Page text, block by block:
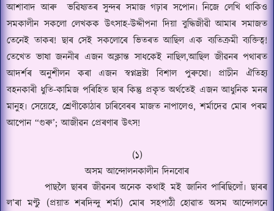
আশাবাদ আৰু
ভৱিষ্যতৰ সুন্দৰ সমাজ গঢ়াৰ সপোন৷ নিজে লেখি থাকিও
সমকালীন সকলো লেখকক উৎসাহ-উদ্দীপনা দিয়া বুদ্ধিজীৱী আমাৰ সমাজত
তেনেই তাকৰ! ছাৰ সেই সকলোৰে ভিতৰত আছিল এক ব্যতিক্ৰমী ব্যক্তিত্ব!
তেখেত ভাষা জননীৰ এজন অক্লান্ত সাধকেই নাছিল,আছিল জীৱনৰ পথাৰত
আদৰ্শৰ অনুশীলন কৰা এজন স্বপ্নদ্ৰষ্টা বিশাল পুৰুষো৷ প্ৰাচীন ঐতিহ্য
বহনকাৰী ধুতি-কামিজ পৰিহিত ছাৰ কিন্তু প্ৰকৃত অৰ্থতেই এজন আধুনিক মনৰ
মানুহ৷ সেয়েহে, শ্ৰেণীকোঠাৰ চাৰিবেৰৰ মাজত নাপালেও,শৰ্মাদেৱ মোৰ পৰম
আপোন “গুৰু’;আজীৱন প্ৰেৰণাৰ উৎস!
(১)
অসম আন্দোলনকালীন দিনবোৰ
পাছলৈ ছাৰৰ জীৱনৰ অনেক কথাই মই জানিব পাৰিছিলোঁ৷ ছাৰৰ
ল’ৰামণ্টু(প্ৰয়াত শৰদিন্দু শৰ্মা) মোৰ সহপাঠী হোৱাত অসম আন্দোলনে